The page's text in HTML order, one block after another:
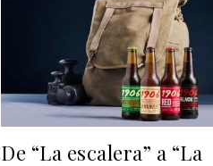
De “La escalera” a “La